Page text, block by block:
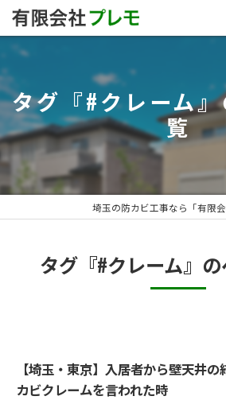
タグ『#クレーム
覧
埼玉の防カビ工事なら「有限会
タグ『#クレーム』
【埼玉・東京】入居者から壁天井の
カビクレームを言われた時